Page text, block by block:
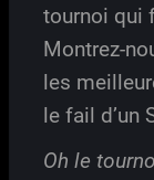
tournoi qui
Montrez-
les
le fail d’un
Oh le